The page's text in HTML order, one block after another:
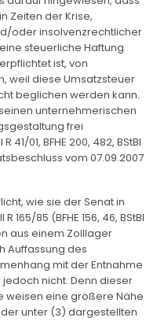
Zeiten der Krise,
oder insolvenzrechtlicher
steuerliche Haftung
ist, von
weil diese Umsatzsteuer
beglichen werden kann.
unternehmerischen
frei
41/01, BFHE 200, 482, BStBl
vom 07.09.2007
wie sie der Senat in
165/85 (BFHE 156, 46, BStBl
aus einem Zolllager
Auffassung des
mit der Entnahme
nicht. Denn dieser
weisen eine größere Nähe
unter (3) dargestellten